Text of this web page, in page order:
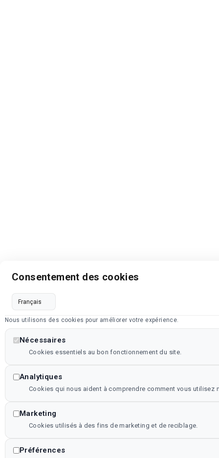
Consentement des cookies
Nous utilisons des cookies pour améliorer votre expérience.
Nécessaires
Cookies essentiels au bon fonctionnement du site.
Analytiques
Cookies qui nous aident à comprendre comment vous utilisez
Marketing
Cookies utilisés à des fins de marketing et de reciblage.
Préférences